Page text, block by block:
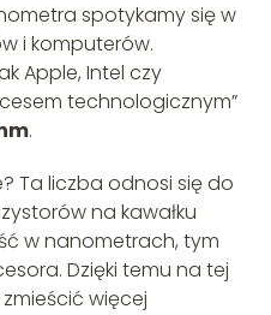
spotykamy się w
i komputerów.
Apple, Intel czy
technologicznym”
.
Ta liczba odnosi się do
na kawałku
w nanometrach, tym
Dzięki temu na tej
więcej